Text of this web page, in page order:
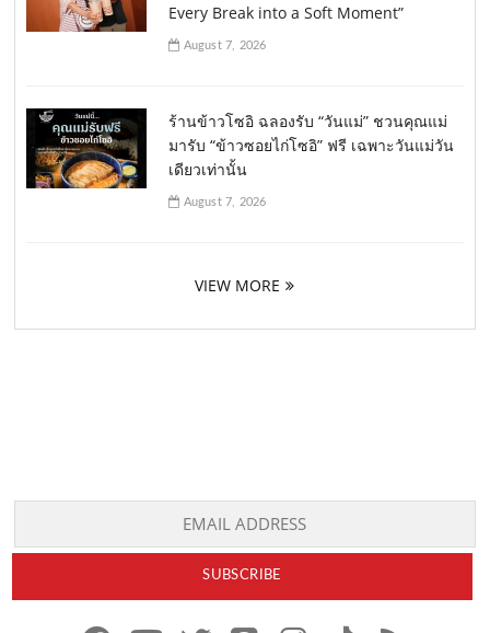
Every Break into a Soft Moment”
August 7, 2026
ร้านข้าวโซอิ ฉลองรับ “วันแม่” ชวนคุณแม่
มารับ “ข้าวซอยไก่โซอิ” ฟรี เฉพาะวันแม่วัน
เดียวเท่านั้น
August 7, 2026
VIEW MORE